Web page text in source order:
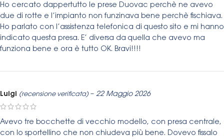
Ho cercato dappertutto le prese Duovac perchè ne avevo
due di rotte e l’impianto non funzinava bene perchè fischiava.
Ho parlato con l’assistenza telefonica di questo sito e mi hanno
indicato questa presa. E’ diversa da quella che avevo ma
funziona bene e ora è tutto OK. Bravi!!!!
Luigi (recensione verificata) – 22 Maggio 2026
Avevo tre bocchette di vecchio modello, con presa centrale,
con lo sportellino che non chiudeva più bene. Dovevo fissalo